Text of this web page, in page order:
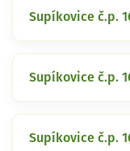
Supíkovice č.p.
Supíkovice č.p.
Supíkovice č.p.